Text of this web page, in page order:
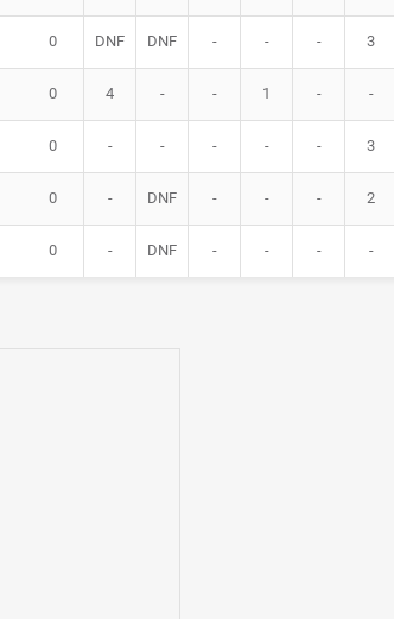
0 DNF DNF - - - 3
0 4 - - 1 - -
0 - - - - - 3
0 - DNF - - - 2
0 - DNF - - - -